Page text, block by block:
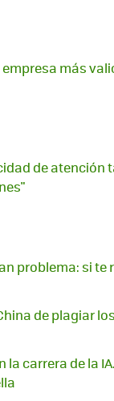
más
de
problema: si
de plagiar
la carrera de la